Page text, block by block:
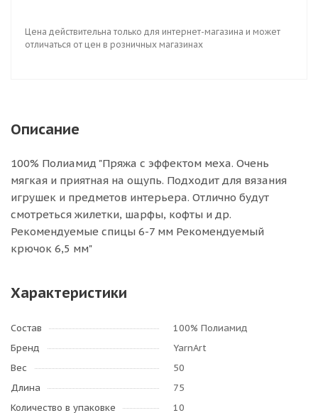
Цена действительна только для интернет-магазина и может
отличаться от цен в розничных магазинах
Описание
100% Полиамид "Пряжа с эффектом меха. Очень
мягкая и приятная на ощупь. Подходит для вязания
игрушек и предметов интерьера. Отлично будут
смотреться жилетки, шарфы, кофты и др.
Рекомендуемые спицы 6-7 мм Рекомендуемый
крючок 6,5 мм"
Характеристики
Состав
100% Полиамид
Бренд
YarnArt
Вес
50
Длина
75
Количество в упаковке
10